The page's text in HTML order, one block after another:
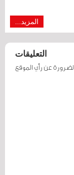
المزيد...
التعليقات
عن رأي الموقع